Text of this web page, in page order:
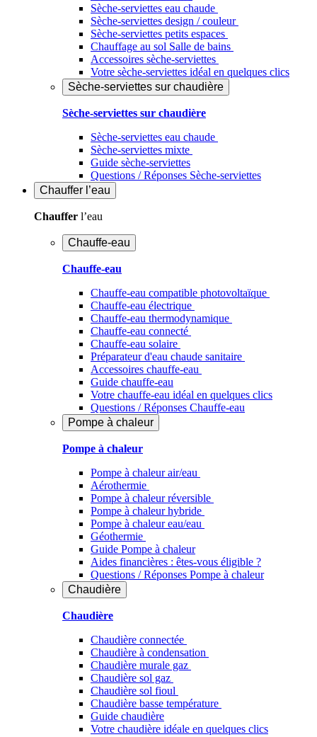
Sèche-serviettes eau chaude
Sèche-serviettes design / couleur
Sèche-serviettes petits espaces
Chauffage au sol Salle de bains
Accessoires sèche-serviettes
Votre sèche-serviettes idéal en quelques clics
Sèche-serviettes sur chaudière
Sèche-serviettes sur chaudière
Sèche-serviettes eau chaude
Sèche-serviettes mixte
Guide sèche-serviettes
Questions / Réponses Sèche-serviettes
Chauffer l’eau
Chauffer l’eau
Chauffe-eau
Chauffe-eau
Chauffe-eau compatible photovoltaïque
Chauffe-eau électrique
Chauffe-eau thermodynamique
Chauffe-eau connecté
Chauffe-eau solaire
Préparateur d'eau chaude sanitaire
Accessoires chauffe-eau
Guide chauffe-eau
Votre chauffe-eau idéal en quelques clics
Questions / Réponses Chauffe-eau
Pompe à chaleur
Pompe à chaleur
Pompe à chaleur air/eau
Aérothermie
Pompe à chaleur réversible
Pompe à chaleur hybride
Pompe à chaleur​ eau/eau
Géothermie
Guide Pompe à chaleur
Aides financières : êtes-vous éligible ?
Questions / Réponses Pompe à chaleur
Chaudière
Chaudière
Chaudière connectée
Chaudière à condensation
Chaudière murale gaz
Chaudière sol gaz
Chaudière sol fioul
Chaudière basse température
Guide chaudière
Votre chaudière idéale en quelques clics